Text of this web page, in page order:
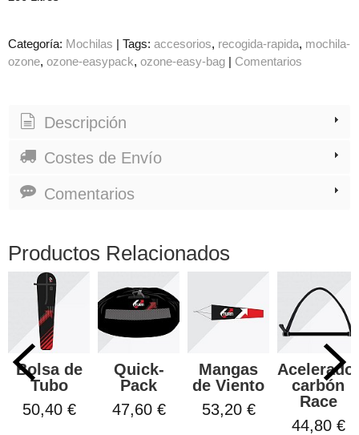
Categoría: Mochilas | Tags: accesorios recogida-rapida mochila-
ozone ozone-easypack ozone-easy-bag | Comentarios
Descripción
Costes de Envío
Comentarios
Productos Relacionados
Bolsa de
Tubo
50,40 €
Quick-
Pack
47,60 €
Mangas
de Viento
53,20 €
carbón
Race
44,80 €